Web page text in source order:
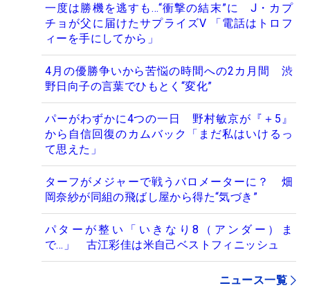
一度は勝機を逃すも…“衝撃の結末”に J・カプ
チョが父に届けたサプライズV 「電話はトロフ
ィーを手にしてから」
4月の優勝争いから苦悩の時間への2カ月間 渋
野日向子の言葉でひもとく“変化”
パーがわずかに4つの一日 野村敏京が『＋5』
から自信回復のカムバック「まだ私はいけるっ
て思えた」
ターフがメジャーで戦うバロメーターに？ 畑
岡奈紗が同組の飛ばし屋から得た“気づき”
パターが整い「いきなり8（アンダー）ま
で…」 古江彩佳は米自己ベストフィニッシュ
ニュース一覧